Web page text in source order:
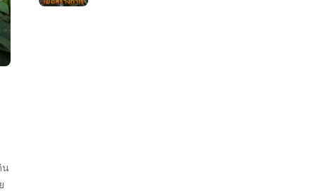
น